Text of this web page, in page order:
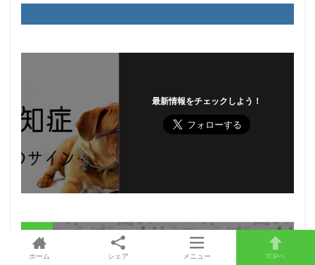
最新情報をチェックしよう！
Prev
ホーム シェア メニュー TOPへ